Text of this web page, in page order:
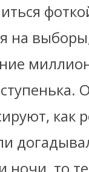
на
как